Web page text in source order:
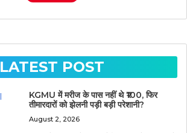
LATEST POST
KGMU में मरीज के पास नहीं थे ₹100, फिर
तीमारदारों को झेलनी पड़ी बड़ी परेशानी?
August 2, 2026